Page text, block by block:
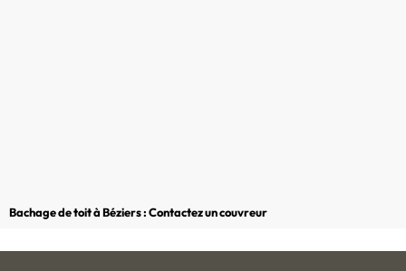
Bachage de toit à Béziers : Contactez un couvreur